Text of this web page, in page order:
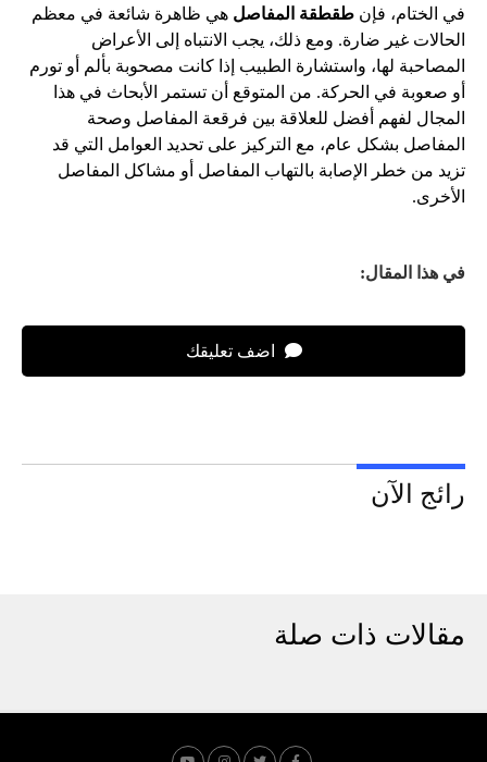
في الختام، فإن طقطقة المفاصل هي ظاهرة شائعة في معظم
الحالات غير ضارة. ومع ذلك، يجب الانتباه إلى الأعراض
المصاحبة لها، واستشارة الطبيب إذا كانت مصحوبة بألم أو تورم
أو صعوبة في الحركة. من المتوقع أن تستمر الأبحاث في هذا
المجال لفهم أفضل للعلاقة بين فرقعة المفاصل وصحة
المفاصل بشكل عام، مع التركيز على تحديد العوامل التي قد
تزيد من خطر الإصابة بالتهاب المفاصل أو مشاكل المفاصل
الأخرى.
في هذا المقال:
اضف تعليقك
رائج الآن
مقالات ذات صلة